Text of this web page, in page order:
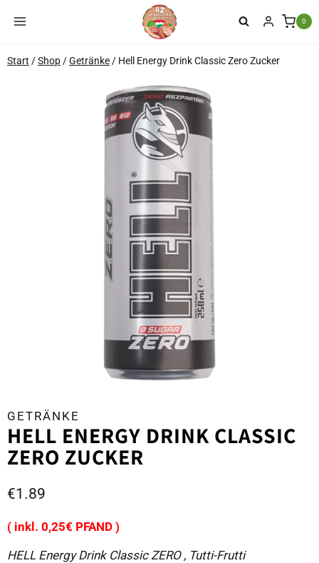
Inhalt
0
Start /Shop/Getränke/ Hell Energy Drink Classic Zero Zucker
GETRÄNKE
HELL ENERGY DRINK CLASSIC
ZERO ZUCKER
€1.89
( inkl. 0,25€ PFAND )
HELL Energy Drink Classic ZERO , Tutti-Frutti